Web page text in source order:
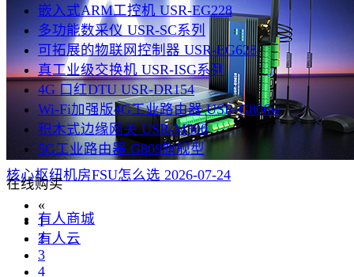
嵌入式ARM工控机 USR-EG228
多功能数采仪 USR-SC系列
可拓展的物联网控制器 USR-EG628
真工业级交换机 USR-ISG系列
4G 口红DTU USR-DR154
Wi-Fi加强版4G工业路由器 USR-G806w
积木式边缘网关 USR-M300
5G工业路由器 G809旗舰型
在线购买
有人商城
有人云
核心枢纽机房FSU怎么选 2026-07-24
«
1
2
3
4